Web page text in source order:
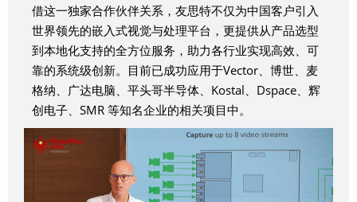
借这一独家合作伙伴关系，友思特不仅为中国客户引入
世界领先的嵌入式视觉与处理平台，更提供从产品选型
到本地化支持的全方位服务，助力各行业实现高效、可
靠的系统级创新。目前已成功应用于Vector、博世、麦
格纳、广达电脑、平头哥半导体、Kostal、Dspace、辉
创电子、SMR 等知名企业的相关项目中。